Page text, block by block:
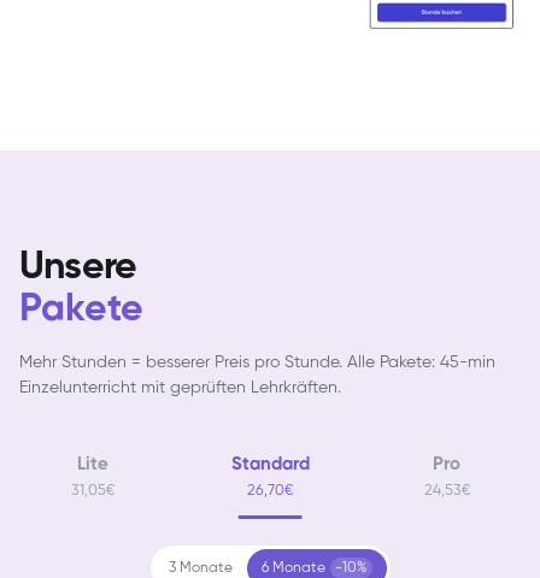
Arians
E-Gitarre
Ingrid
Gitarre
David
Gitarre
Gitarre
Ritchie
Unsere
Pakete
Mehr Stunden = besserer Preis pro Stunde. Alle Pakete: 45-min
Einzelunterricht mit geprüften Lehrkräften.
Lite
31,05€
Standard
26,70€
Pro
24,53€
3 Monate 6 Monate -10%